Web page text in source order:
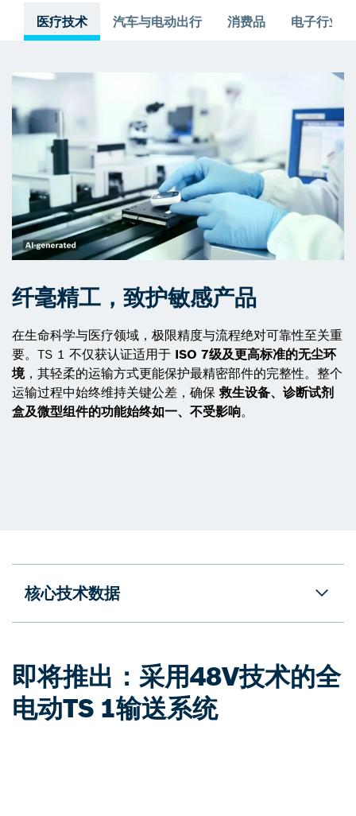
医疗技术 汽车与电动出行 消费品 电子行业
纤毫精工，致护敏感产品
在生命科学与医疗领域，极限精度与流程绝对可靠性至关重
要。TS 1 不仅获认证适用于 ISO 7级及更高标准的无尘环
境，其轻柔的运输方式更能保护最精密部件的完整性。整个
运输过程中始终维持关键公差，确保救生设备、诊断试剂
盒及微型组件的功能始终如一、不受影响。
核心技术数据
即将推出：采用48V技术的全
电动TS 1输送系统